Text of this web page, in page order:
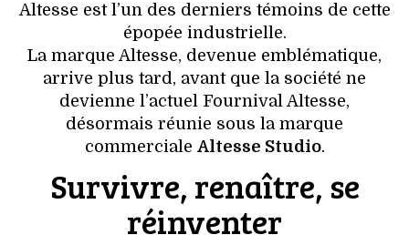
Altesse est l’un des derniers témoins de cette
épopée industrielle.
La marque Altesse, devenue emblématique,
arrive plus tard, avant que la société ne
devienne l’actuel Fournival Altesse,
désormais réunie sous la marque
commerciale Altesse Studio.
Survivre, renaître, se
réinventer